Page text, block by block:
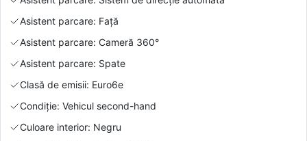
Asistent parcare: Față
Asistent parcare: Cameră 360°
Asistent parcare: Spate
Clasă de emisii: Euro6e
Condiție: Vehicul second-hand
Culoare interior: Negru